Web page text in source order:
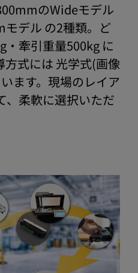
のWideモデル
デル の2種類。ど
・牽引重量500kg に
方式には 光学式(画像
ます。現場のレイア
、柔軟に選択いただ